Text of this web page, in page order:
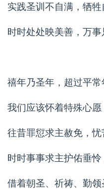
实践圣训不自满，牺牲
时时处处映美善，万事
禧年乃圣年，超过平常
我们应该怀着特殊心愿
往昔罪愆求主赦免，忧
时时事事求主护佑垂怜
借着朝圣、祈祷、勤